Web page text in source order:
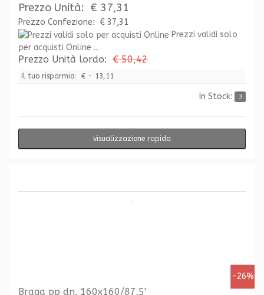
Prezzo Unità: € 37,31
Prezzo Confezione:
€ 37,31
Prezzi validi solo
per acquisti Online ...
Prezzo Unità lordo: € 50,42
Il tuo risparmio: € - 13,11
In Stock: 3
visualizzazione rapida
-26%
Braga pp dn. 160x160/87.5'